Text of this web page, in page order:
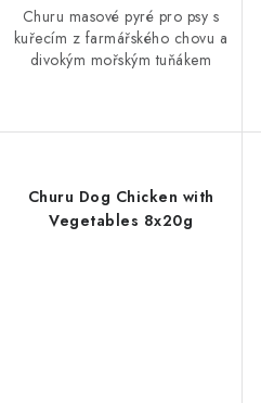
Churu masové pyré pro psy s
kuřecím z farmářského chovu a
divokým mořským tuňákem
Churu Dog Chicken with
Vegetables 8x20g